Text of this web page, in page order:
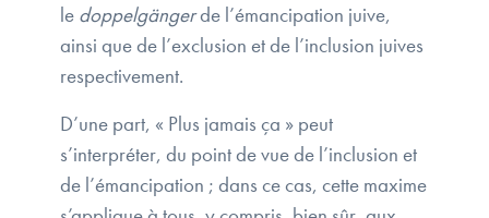
le doppelgängerde l’émancipation juive,
ainsi que de l’exclusion et de l’inclusion juives
respectivement.
D’une part, « Plus jamais ça » peut
s’interpréter, du point de vue de l’inclusion et
de l’émancipation ; dans ce cas, cette maxime